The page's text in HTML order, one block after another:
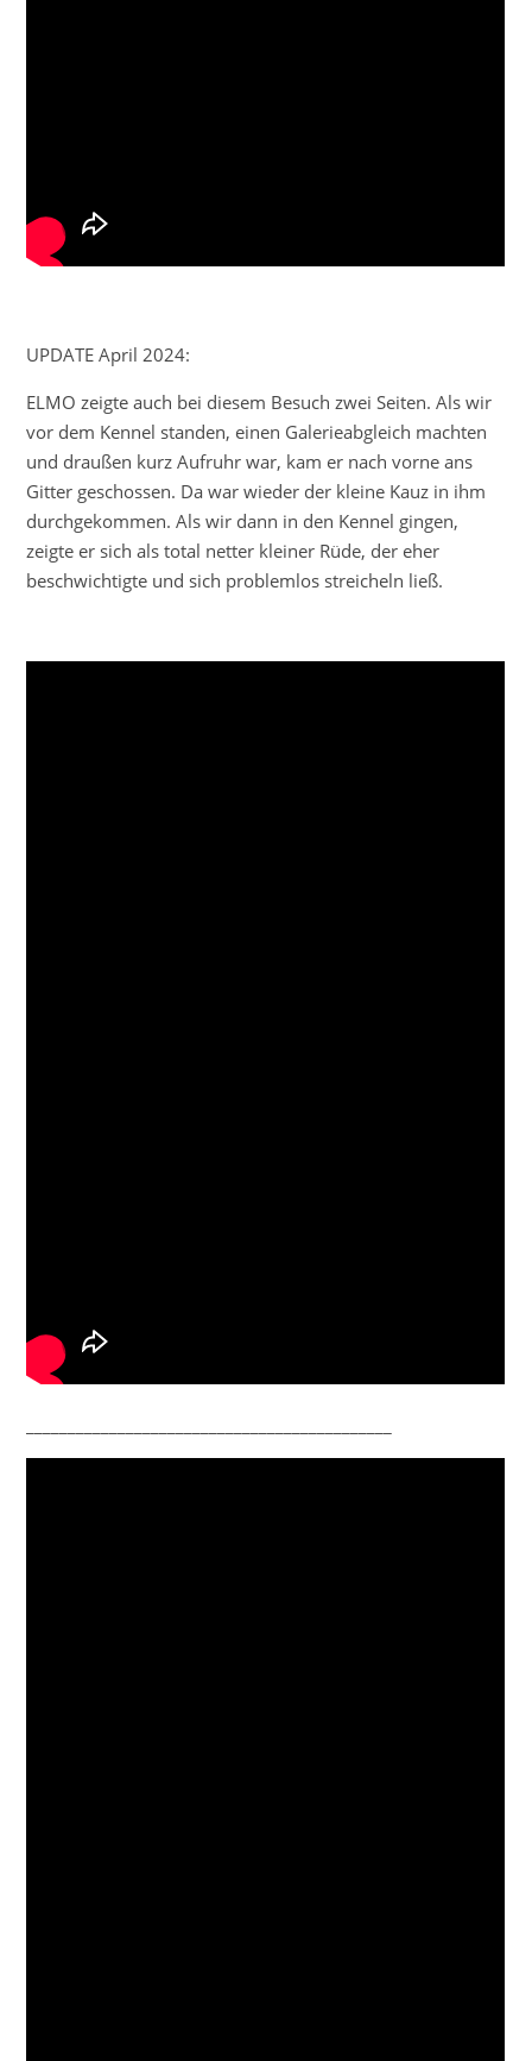
UPDATE April 2024:
ELMO zeigte auch bei diesem Besuch zwei Seiten. Als wir
vor dem Kennel standen, einen Galerieabgleich machten
und draußen kurz Aufruhr war, kam er nach vorne ans
Gitter geschossen. Da war wieder der kleine Kauz in ihm
durchgekommen. Als wir dann in den Kennel gingen,
zeigte er sich als total netter kleiner Rüde, der eher
beschwichtigte und sich problemlos streicheln ließ.